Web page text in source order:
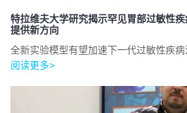
特拉维夫大学研究揭示罕见胃部过敏性
提供新方向
全新实验模型有望加速下一代过敏性疾
阅读更多>